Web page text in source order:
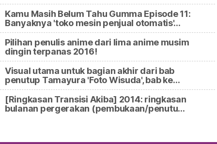
Kamu Masih Belum Tahu Gumma Episode 11:
Banyaknya 'toko mesin penjual otomatis'…
Pilihan penulis anime dari lima anime musim
dingin terpanas 2016!
Visual utama untuk bagian akhir dari bab
penutup Tamayura 'Foto Wisuda', bab ke…
[Ringkasan Transisi Akiba] 2014: ringkasan
bulanan pergerakan (pembukaan/penutu…